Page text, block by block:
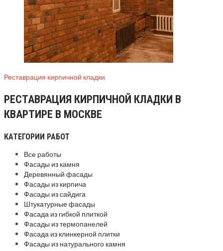
Реставрация кирпичной кладки
РЕСТАВРАЦИЯ КИРПИЧНОЙ КЛАДКИ В
КВАРТИРЕ В МОСКВЕ
КАТЕГОРИИ РАБОТ
Все работы
Фасады из камня
Деревянный фасады
Фасады из кирпича
Фасады из сайдига
Штукатурные фасады
Фасада из гибкой плиткой
Фасады из термопанелей
Фасада из клинкерной плитки
Фасады из натурального камня